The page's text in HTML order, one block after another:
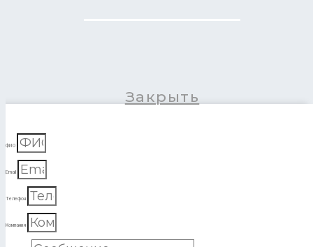
Закрыть
ФИО
Email
Телефон
Компания